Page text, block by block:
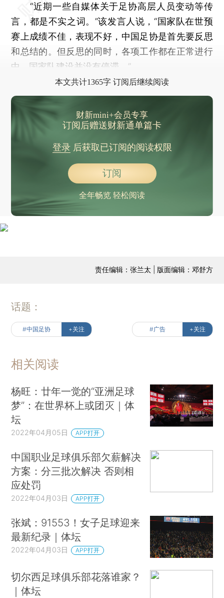
“近期一些自媒体关于足协高层人员变动等传
言，都是不实之词。”该发言人说，“国家队在世预
赛上成绩不佳，表现不好，中国足协是首先要反思
和总结的。但反思的同时，各项工作都在正常进行
中，国家队建设并没有停滞。”
本文共计1365字 订阅后继续阅读
财新mini+会员专享
订阅后赠送财新通单篇卡
登录后获取已订阅的阅读权限
订阅
全年畅览 轻松阅读
责任编辑：张兰太 | 版面编辑：邓舒方
话题：
#中国足协 +关注 #广告 +关注
相关阅读
杨旺：廿年一觉的“亚洲足球
梦”：在世界杯上或团灭｜体
坛
2022年04月05日 APP打开
中国职业足球俱乐部欠薪解决
方案：分三批次解决 否则相
应处罚
2022年04月03日 APP打开
张斌：91553！女子足球迎来
最新纪录｜体坛
2022年04月03日 APP打开
切尔西足球俱乐部花落谁家？
｜体坛